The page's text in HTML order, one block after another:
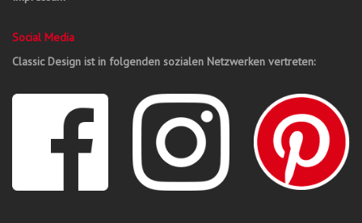
Social Media
Classic Design ist in folgenden sozialen Netzwerken vertreten: